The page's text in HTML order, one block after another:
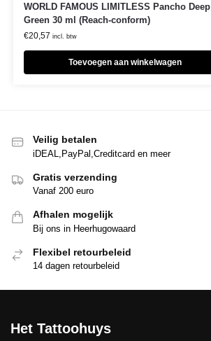
WORLD FAMOUS LIMITLESS Pancho Deep
Green 30 ml (Reach-conform)
€20,57 incl. btw
Toevoegen aan winkelwagen
Veilig betalen
iDEAL,PayPal,Creditcard en meer
Gratis verzending
Vanaf 200 euro
Afhalen mogelijk
Bij ons in Heerhugowaard
Flexibel retourbeleid
14 dagen retourbeleid
Het Tattoohuys